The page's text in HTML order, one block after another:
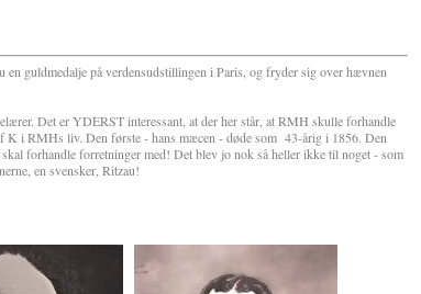
guldmedalje på verdensudstillingen i Paris, og fryder sig over hævnen
Det er YDERST interessant, at der her står, at RMH skulle forhandle
K i RMHs liv. Den første - hans mæcen - døde som 43-årig i 1856. Den
forhandle forretninger med! Det blev jo nok så heller ikke til noget - som
en svensker, Ritzau!